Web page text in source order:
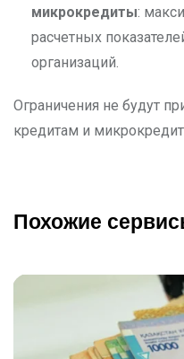
микрокредиты:
расчетных
организаций.
Ограничения не будут
кредитам и
Похожие